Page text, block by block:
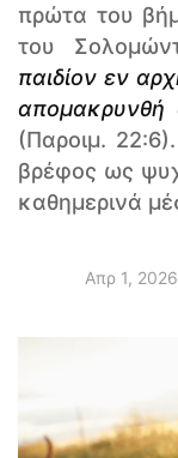
πρώτα του
του
παιδίον εν
απομακρυνθή
(Παροιμ.
βρέφος ως
καθημερινά
Απρ 1, 2026